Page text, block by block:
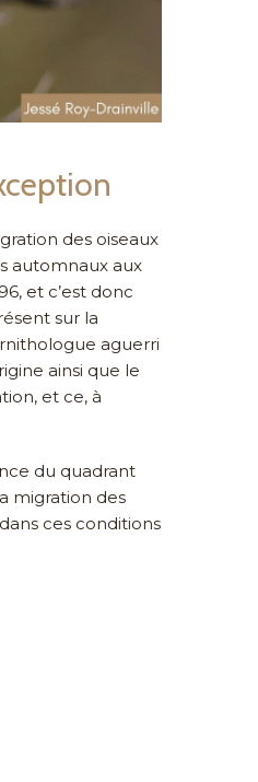
des oiseaux
automnaux aux
et c’est donc
sur la
aguerri
ainsi que le
et ce, à
du quadrant
migration des
ces conditions